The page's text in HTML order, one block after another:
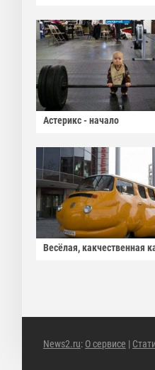
Астерикс - начало
Весёлая, какчественная
News2.ru: О сервисе |